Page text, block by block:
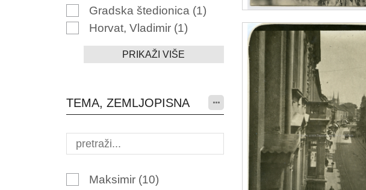
Gradska štedionica (1)
Horvat, Vladimir (1)
PRIKAŽI VIŠE
TEMA, ZEMLJOPISNA
Maksimir (10)